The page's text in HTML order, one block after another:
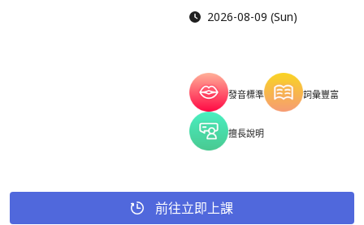
2026-08-09 (Sun)
發音標準 詞彙豐富
擅長說明
前往立即上課